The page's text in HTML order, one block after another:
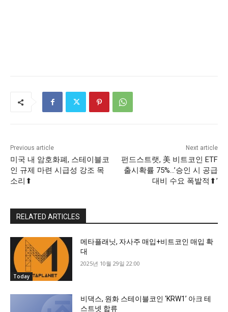
Previous article
미국 내 암호화폐, 스테이블코
인 규제 마련 시급성 강조 목
소리⬆
Next article
펀드스트랫, 美 비트코인 ETF
출시확률 75%…’승인 시 공급
대비 수요 폭발적⬆’
RELATED ARTICLES
Today
메타플래닛, 자사주 매입+비트코인 매입 확
대
2025년 10월 29일 22:00
비댁스, 원화 스테이블코인 ‘KRW1’ 아크 테
스트넷 합류